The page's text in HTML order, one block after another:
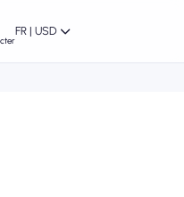
FR | USD